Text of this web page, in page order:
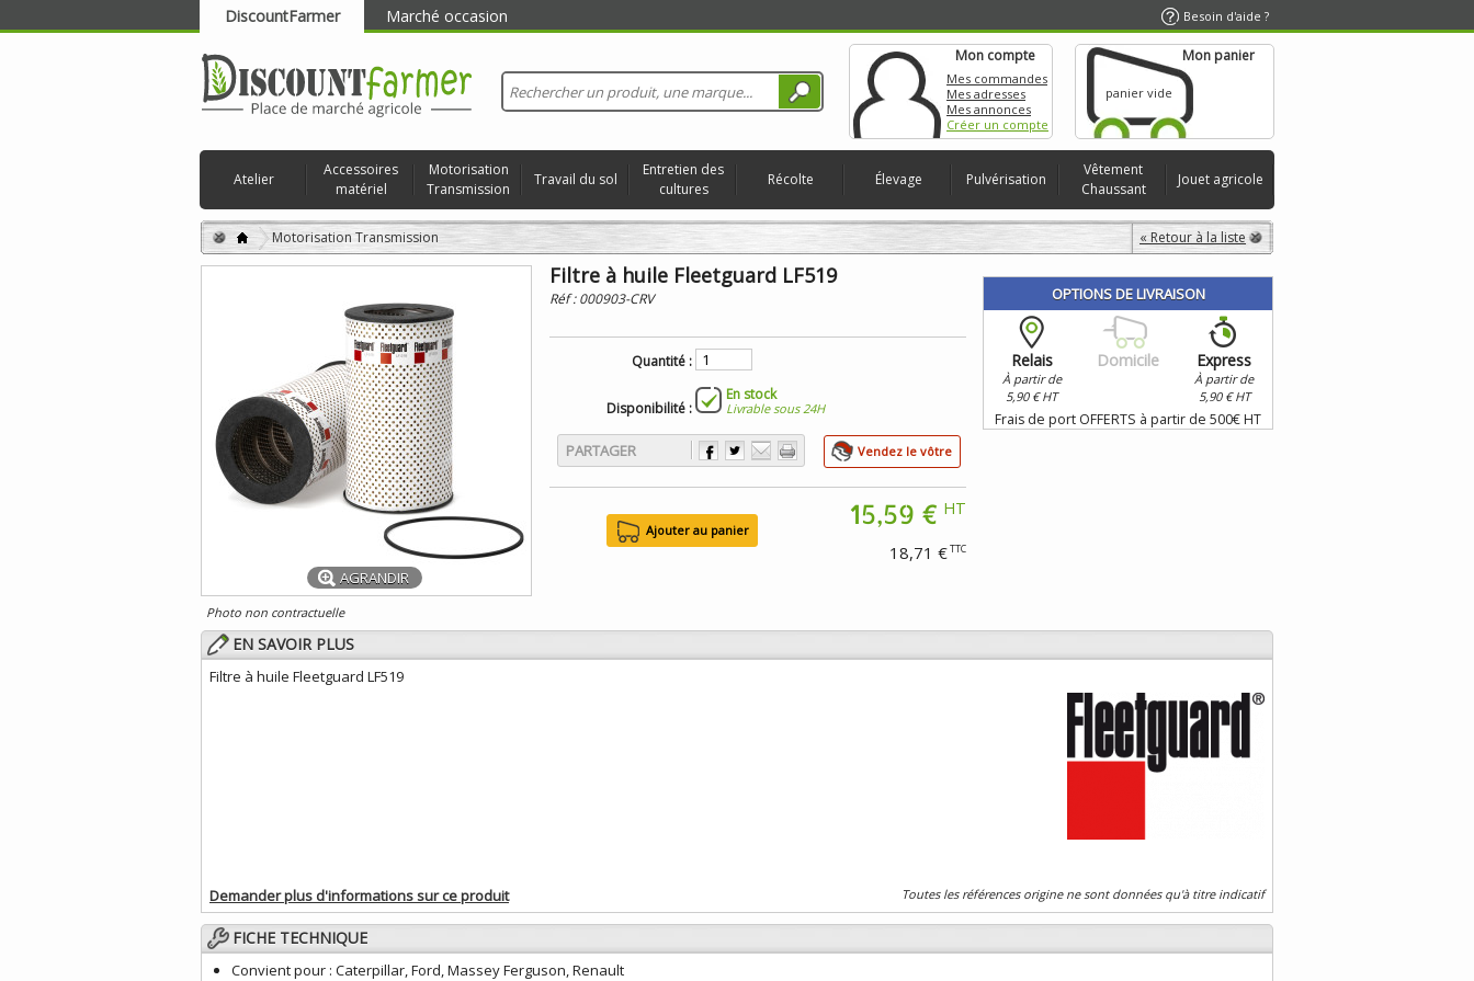
DiscountFarmer Marché occasion Besoin d'aide ?
RECHERCHER
Mon compte
Mes commandes
Mes adresses
Mes annonces
Créer un compte
Mon panier
panier vide
Atelier
Accessoires
matériel
Motorisation
Transmission
Travail du sol
Entretien des
cultures
Récolte Élevage Pulvérisation
Vêtement
Chaussant
Jouet agricole
« Retour à la liste
Motorisation Transmission
AGRANDIR
Photo non contractuelle
Filtre à huile Fleetguard LF519
Réf :000903-CRV
Quantité :
Disponibilité :
En stock
Livrable sous 24H
PARTAGER Vendez le vôtre
15,59 € HT
18,71 €TTC
OPTIONS DE LIVRAISON
Relais
À partir de
5,90 € HT
Domicile Express
À partir de
5,90 € HT
Frais de port OFFERTS à partir de 500€ HT
EN SAVOIR PLUS
Filtre à huile Fleetguard LF519
Demander plus d'informations sur ce produit Toutes les références origine ne sont données qu'à titre indicatif
FICHE TECHNIQUE
Convient pour : Caterpillar, Ford, Massey Ferguson, Renault